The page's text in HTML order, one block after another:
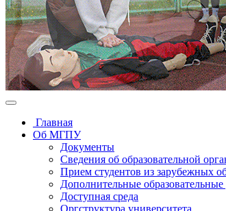
Главная
Об МГПУ
Документы
Сведения об образовательной
Прием студентов из зарубежных
Дополнительные образовательные
Доступная среда
Оргструктура университета